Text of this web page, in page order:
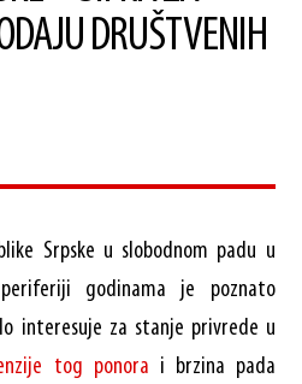
DRUŠTVENIH
Srpske u slobodnom padu u
godinama je poznato
interesuje za stanje privrede u
tog ponora i brzina pada